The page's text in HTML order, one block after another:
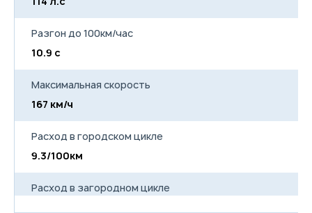
Разгон до 100км/час
10.9 с
Максимальная скорость
167 км/ч
Расход в городском цикле
9.3/100км
Расход в загородном цикле